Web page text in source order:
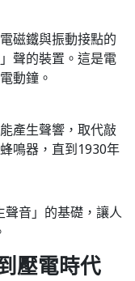
磁鐵與振動接點的
聲的裝置。這是電
動鐘。
產生聲響，取代敲
鳴器，直到1930年
音」的基礎，讓人
壓電時代